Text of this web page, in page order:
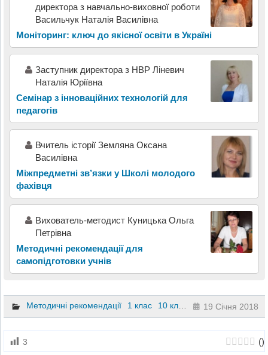
директора з навчально-виховної роботи
Васильчук Наталія Василівна
Моніторинг: ключ до якісної освіти в Україні
Заступник директора з НВР Ліневич
Наталія Юріївна
Семінар з інноваційних технологій для
педагогів
Вчитель історії Земляна Оксана
Василівна
Міжпредметні зв’язки у Школі молодого
фахівця
Вихователь-методист Куницька Ольга
Петрівна
Методичні рекомендації для
самопідготовки учнів
Методичні рекомендації 1 клас 10 клас 11 клас 2 клас
19 Січня 2018
3 ()